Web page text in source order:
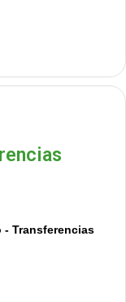
- Transferencias